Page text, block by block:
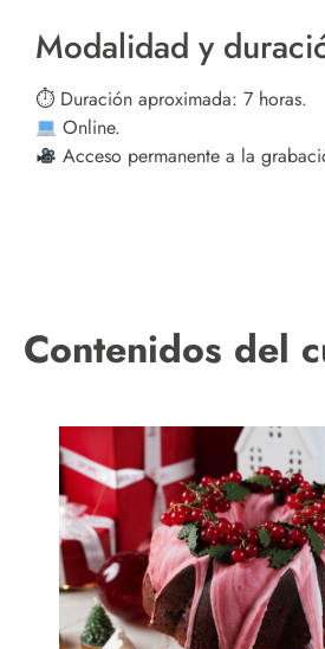
Modalidad y
⏱ Duración aproximada: 7 horas.
Online.
Acceso permanente a la
Contenidos del